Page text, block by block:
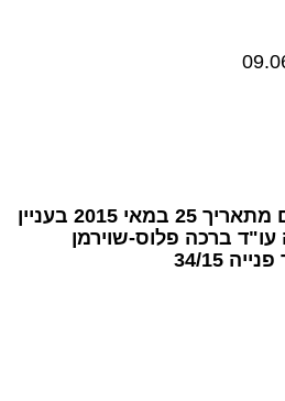
תגובה להחלטת נתב"ם מתאריך 25 במאי 2015 בעניין
ברכה פלוס-שוירמן
34/15